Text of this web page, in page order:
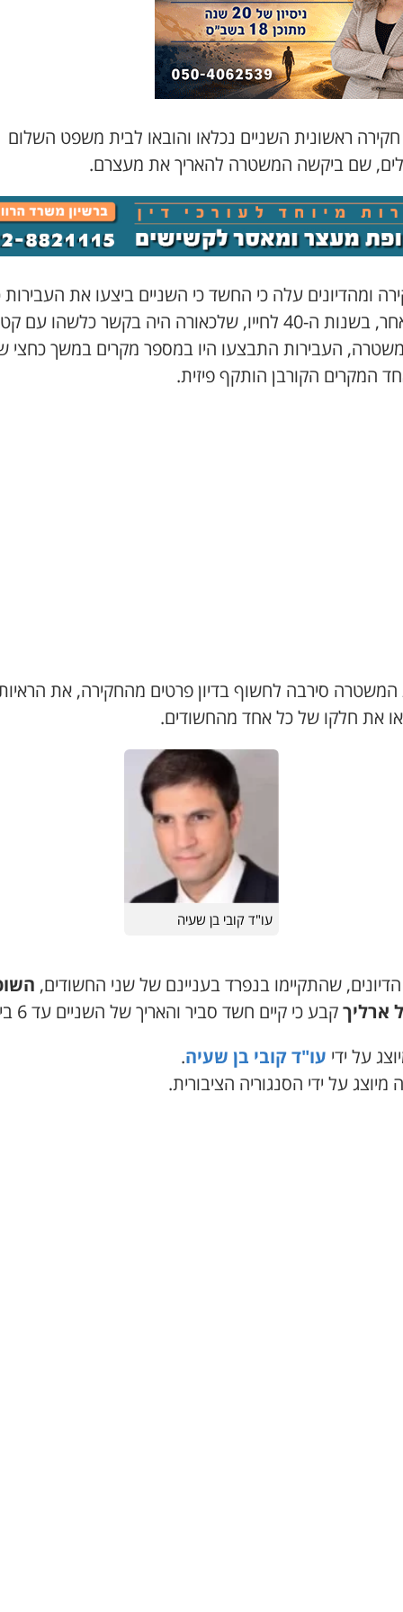
ראשונית השניים נכלאו והובאו לבית משפט השלום
שם ביקשה המשטרה להאריך את מעצרם.
ומהדיונים עלה כי החשד כי השניים ביצעו את העבירות
אדם אחר, בשנות ה-40 לחייו, שלכאורה היה בקשר כלשהו עם
העבירות התבצעו היו במספר מקרים במשך כחצי
המקרים הקורבן הותקף פיזית.
המשטרה סירבה לחשוף בדיון פרטים מהחקירה, את
את חלקו של כל אחד מהחשודים.
עו"ד קובי בן שעיה
שהתקיימו בנפרד בעניינם של שני החשודים,
ארליךקבע כי קיים חשד סביר והאריך של השניים עד 6 ביולי.
על ידי עו"ד קובי בן שעיה.
על ידי הסנגוריה הציבורית.